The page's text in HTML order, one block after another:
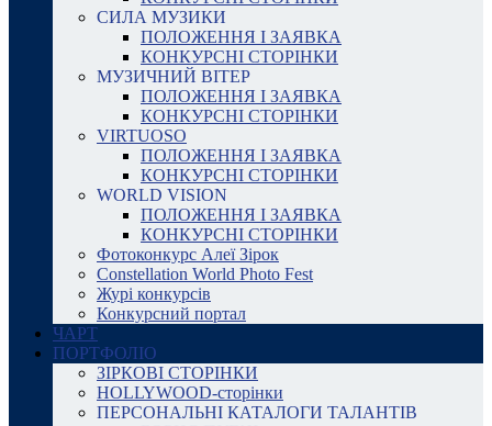
СИЛА МУЗИКИ
ПОЛОЖЕННЯ І ЗАЯВКА
КОНКУРСНІ СТОРІНКИ
МУЗИЧНИЙ ВІТЕР
ПОЛОЖЕННЯ І ЗАЯВКА
КОНКУРСНІ СТОРІНКИ
VIRTUOSO
ПОЛОЖЕННЯ І ЗАЯВКА
КОНКУРСНІ СТОРІНКИ
WORLD VISION
ПОЛОЖЕННЯ І ЗАЯВКА
КОНКУРСНІ СТОРІНКИ
Фотоконкурс Алеї Зірок
Constellation World Photo Fest
Журі конкурсів
Конкурсний портал
ЧАРТ
ПОРТФОЛІО
ЗІРКОВІ СТОРІНКИ
HOLLYWOOD-сторінки
ПЕРСОНАЛЬНІ КАТАЛОГИ ТАЛАНТІВ